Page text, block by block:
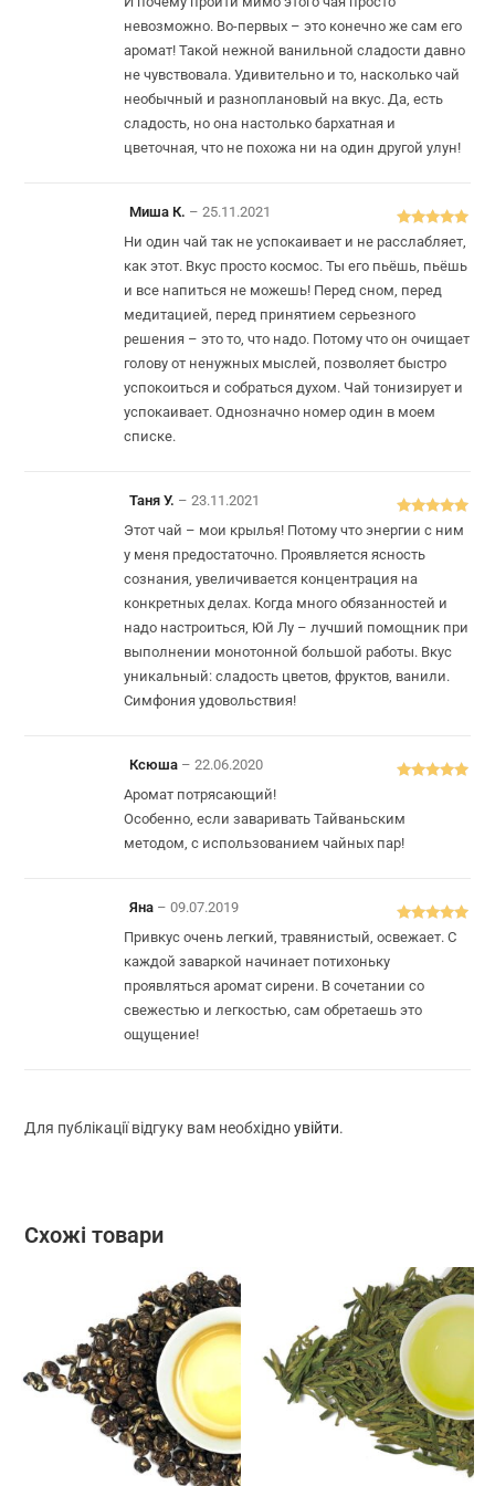
невозможно. Во-первых – это конечно же сам его
аромат! Такой нежной ванильной сладости давно
не чувствовала. Удивительно и то, насколько чай
необычный и разноплановый на вкус. Да, есть
сладость, но она настолько бархатная и
цветочная, что не похожа ни на один другой улун!
Оцінено в5
Миша К. – 25.11.2021
Ни один чай так не успокаивает и не расслабляет,
как этот. Вкус просто космос. Ты его пьёшь, пьёшь
и все напиться не можешь! Перед сном, перед
медитацией, перед принятием серьезного
решения – это то, что надо. Потому что он очищает
голову от ненужных мыслей, позволяет быстро
успокоиться и собраться духом. Чай тонизирует и
успокаивает. Однозначно номер один в моем
списке.
Оцінено в5
Таня У. – 23.11.2021
Этот чай – мои крылья! Потому что энергии с ним
у меня предостаточно. Проявляется ясность
сознания, увеличивается концентрация на
конкретных делах. Когда много обязанностей и
надо настроиться, Юй Лу – лучший помощник при
выполнении монотонной большой работы. Вкус
уникальный: сладость цветов, фруктов, ванили.
Симфония удовольствия!
Ксюша – 22.06.2020
Аромат потрясающий!
Особенно, если заваривать Тайваньским
методом, с использованием чайных пар!
Оцінено в
Яна – 09.07.2019
Привкус очень легкий, травянистый, освежает. С
каждой заваркой начинает потихоньку
проявляться аромат сирени. В сочетании со
свежестью и легкостью, сам обретаешь это
ощущение!
Для публікації відгуку вам необхідноувійти.
Схожі товари